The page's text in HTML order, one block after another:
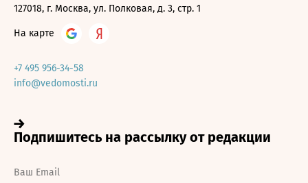
127018, г. Москва, ул. Полковая, д. 3, стр. 1
На карте
+7 495 956-34-58
info@vedomosti.ru